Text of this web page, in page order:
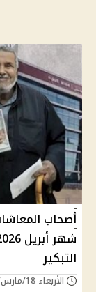
أصحاب
التبكير
الأربعاء 18/مارس/2026 - 12:48 م